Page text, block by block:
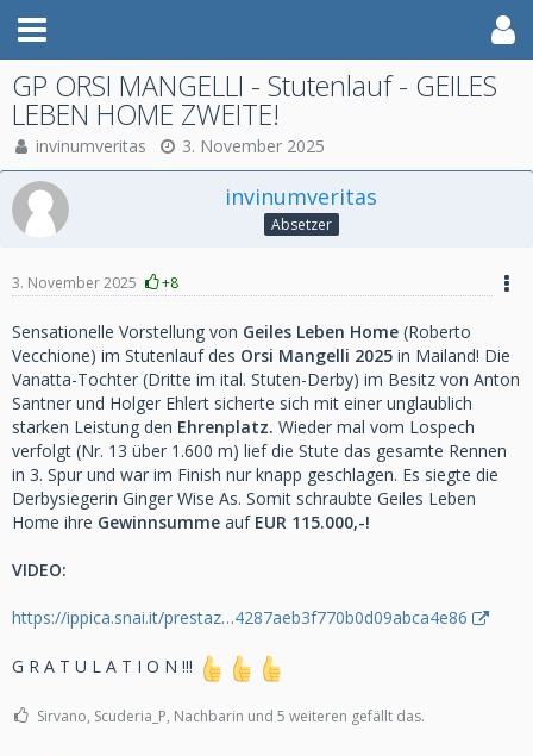
GP ORSI MANGELLI - Stutenlauf - GEILES
LEBEN HOME ZWEITE!
invinumveritas 3. November 2025
invinumveritas
Absetzer
3. November 2025 +8
Sensationelle Vorstellung von Geiles Leben Home (Roberto
Vecchione) im Stutenlauf des Orsi Mangelli 2025 in Mailand! Die
Vanatta-Tochter (Dritte im ital. Stuten-Derby) im Besitz von Anton
Santner und Holger Ehlert sicherte sich mit einer unglaublich
starken Leistung den Ehrenplatz. Wieder mal vom Lospech
verfolgt (Nr. 13 über 1.600 m) lief die Stute das gesamte Rennen
in 3. Spur und war im Finish nur knapp geschlagen. Es siegte die
Derbysiegerin Ginger Wise As. Somit schraubte Geiles Leben
Home ihre Gewinnsumme aufEUR 115.000,-!
VIDEO:
https://ippica.snai.it/prestaz…4287aeb3f770b0d09abca4e86
G R A T U L A T I O N !!!
Sirvano, Scuderia_P, Nachbarin und 5 weiteren gefällt das.